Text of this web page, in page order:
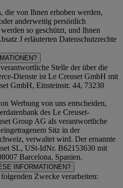
die von Ihnen erhoben werden,
anderweitig persönlich
so geschützt, und Ihnen
J erläuterten Datenschutzrechte
Stelle der über die
Dienste ist Le Creuset GmbH mit
GmbH, Einsteinstr. 44, 73230
Werbung von uns entscheiden,
des Le Creuset-
Group AG als verantwortliche
Sitz in der
verwaltet wird. Der ernannte
SL, USt-IdNr. B62153630 mit
Barcelona, Spanien.
INFORMATIONEN?
Zwecke verarbeiten: